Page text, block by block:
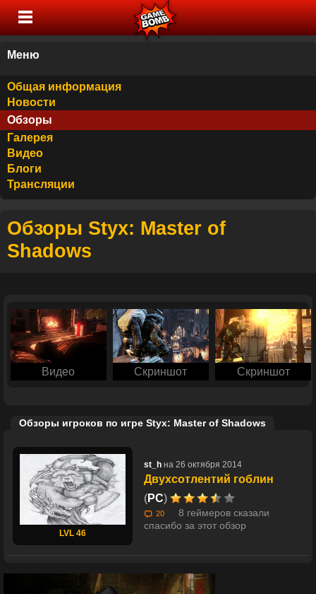
Меню
Общая информация
Новости
Обзоры
Галерея
Видео
Блоги
Трансляции
Обзоры Styx: Master of
Shadows
Видео Скриншот Скриншот
Обзоры игроков по игре Styx: Master of Shadows
LVL 46
st_h на 26 октября 2014
Двухсотлентий гоблин
(PC)
20
8 геймеров сказали
спасибо за этот обзор